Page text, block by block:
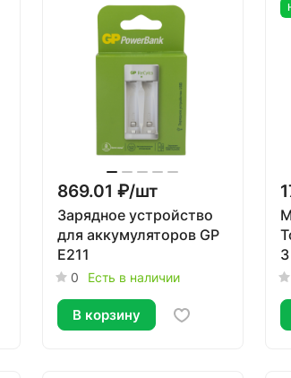
869.01 ₽/шт
Зарядное устройство
для аккумуляторов GP
E211
0 Есть в наличии
В корзину